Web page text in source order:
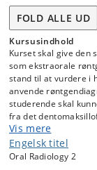
FOLD ALLE UD
Kursusindhold
Kurset skal give den
som ekstraorale
stand til at vurdere i
anvende
studerende skal
fra det
normalanatomi som
den studerende i
røntgenoptagelser
Vis mere
Engelsk titel
Oral Radiology 2